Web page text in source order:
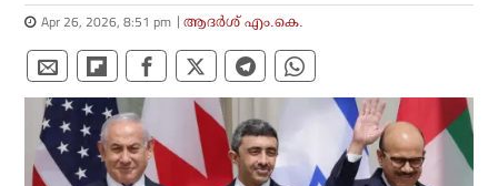
Apr 26, 2026, 8:51 pm ആദർശ് എം.കെ.